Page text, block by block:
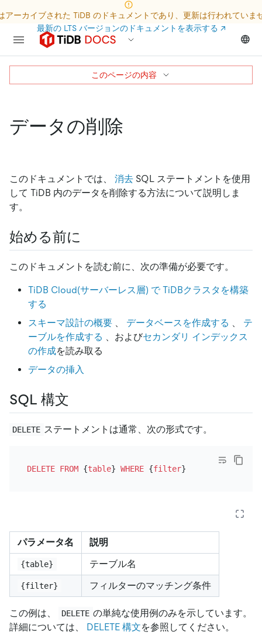
アーカイブされた TiDB のドキュメントであり、更新は行われていま
最新の LTS バージョンのドキュメントを表示する ↗
データの削除
このドキュメントでは、 消去 SQL ステートメントを使用
して TiDB 内のデータを削除する方法について説明しま
す。
始める前に
このドキュメントを読む前に、次の準備が必要です。
TiDB Cloud(サーバーレス層) で TiDBクラスタを構築
する
スキーマ設計の概要
データベースを作成する
テ
ーブルを作成する
、およびセカンダリ インデックス
の作成を読み取る
データの挿入
SQL 構文
DELETE ステートメントは通常、次の形式です。
DELETE FROM {table} WHERE {filter
パラメータ名 説明
{table} テーブル名
{filter} フィルターのマッチング条件
この例は、 DELETE の単純な使用例のみを示しています。
詳細については、
DELETE 構文を参照してください。
このページの内容